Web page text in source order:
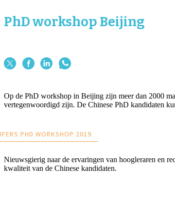
PhD workshop Beijing
Op de PhD workshop in Beijing zijn meer dan 2000
vertegenwoordigd zijn. De Chinese PhD kandidaten
PHD WORKSHOP 2019
Nieuwsgierig naar de ervaringen van hoogleraren en
kwaliteit van de Chinese kandidaten.